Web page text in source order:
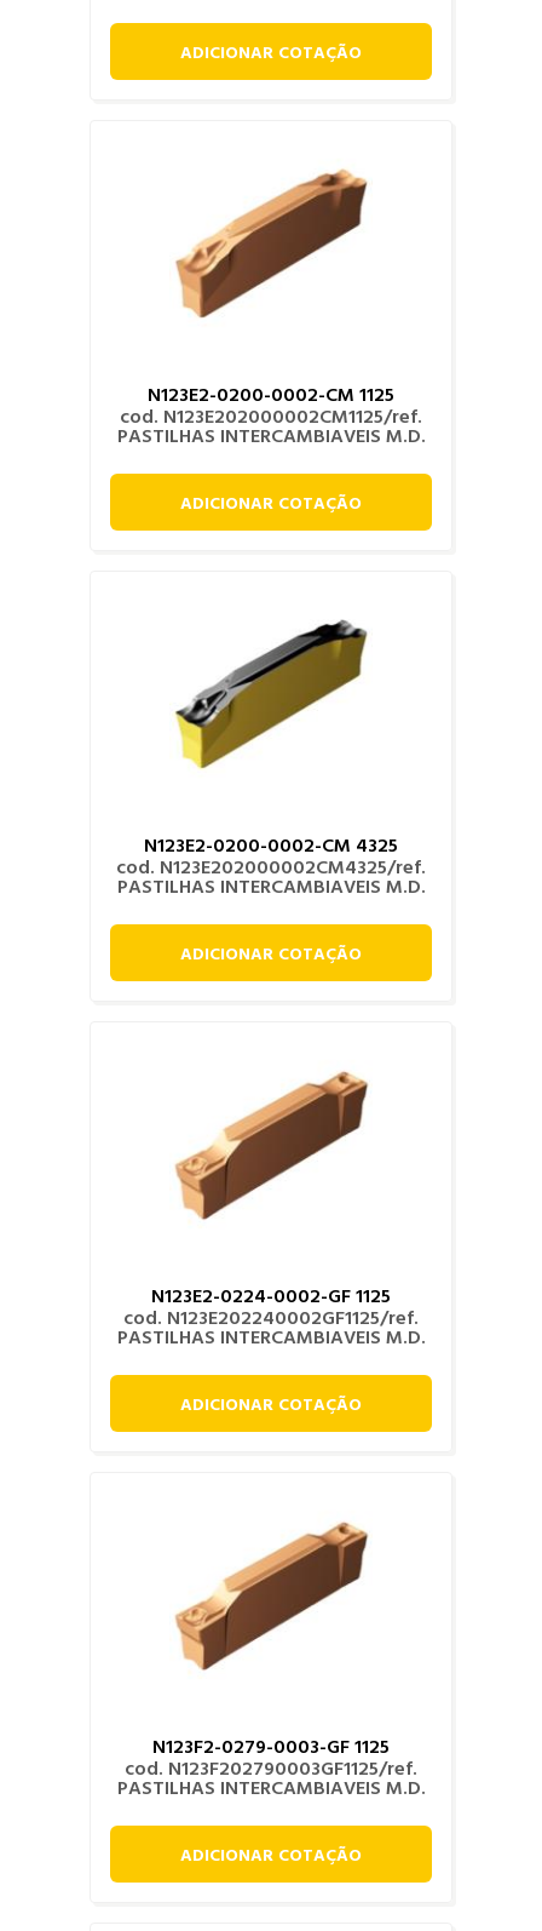
ADICIONAR COTAÇÃO
N123E2-0200-0002-CM 1125
cod. N123E202000002CM1125/ref.
PASTILHAS INTERCAMBIAVEIS M.D.
ADICIONAR COTAÇÃO
N123E2-0200-0002-CM 4325
cod. N123E202000002CM4325/ref.
PASTILHAS INTERCAMBIAVEIS M.D.
ADICIONAR COTAÇÃO
N123E2-0224-0002-GF 1125
cod. N123E202240002GF1125/ref.
PASTILHAS INTERCAMBIAVEIS M.D.
ADICIONAR COTAÇÃO
N123F2-0279-0003-GF 1125
cod. N123F202790003GF1125/ref.
PASTILHAS INTERCAMBIAVEIS M.D.
ADICIONAR COTAÇÃO